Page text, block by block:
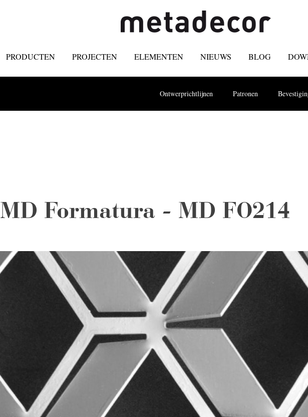
PRODUCTEN PROJECTEN ELEMENTEN NIEUWS BLOG
Ontwerprichtlijnen Patronen
MD Formatura - MD FO214